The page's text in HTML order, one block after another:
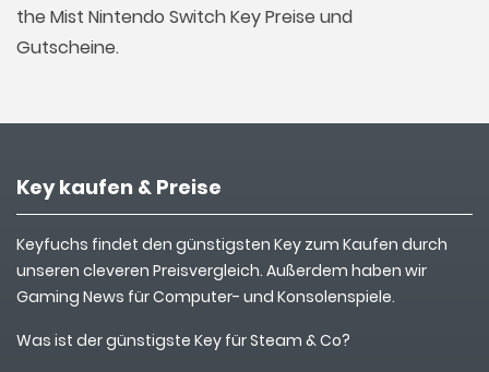
the Mist Nintendo Switch Key Preise und
Gutscheine.
Key kaufen & Preise
Keyfuchs findet den günstigsten Key zum Kaufen durch
unseren cleveren Preisvergleich. Außerdem haben wir
Gaming News für Computer- und Konsolenspiele.
Was ist der günstigste Key für Steam & Co?